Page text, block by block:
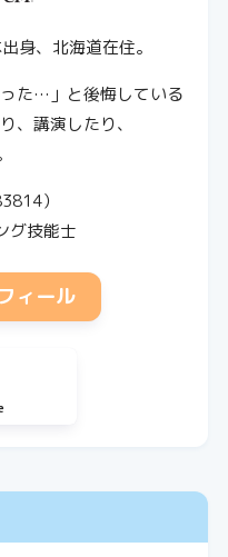
身、北海道在住。
た…」と後悔している
、講演したり、
）
グ技能士
ィール